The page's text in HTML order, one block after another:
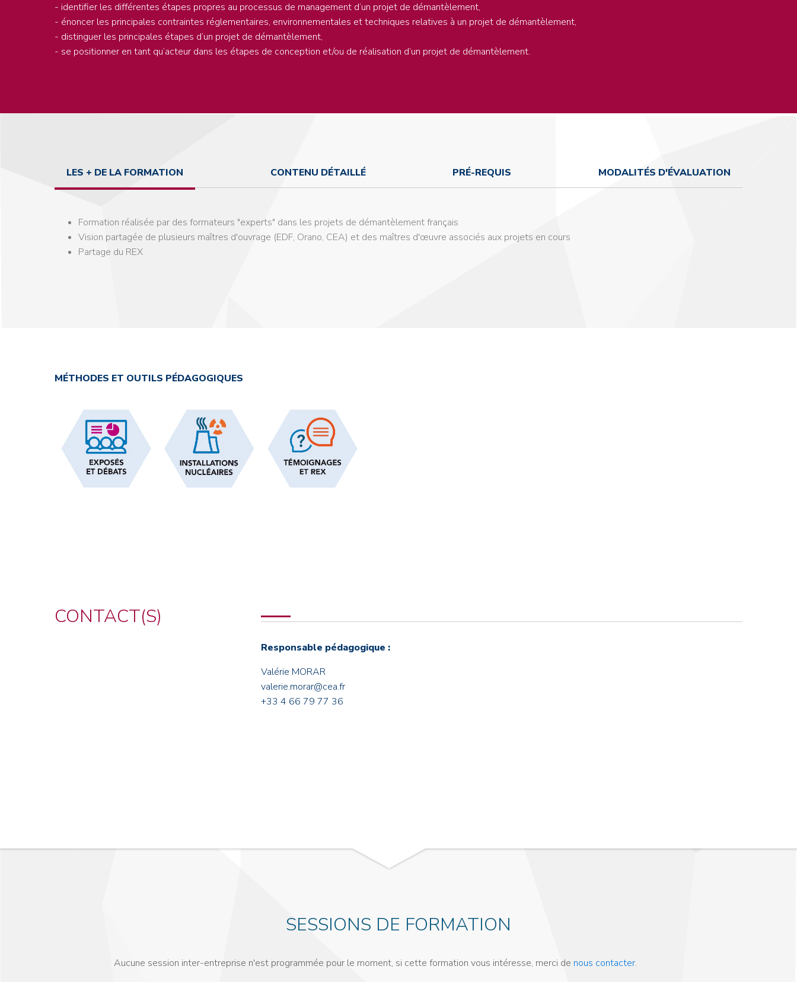
- identifier les différentes étapes propres au processus de management d’un projet de démantèlement,
- énoncer les principales contraintes réglementaires, environnementales et techniques relatives à un projet de démantèlement,
- distinguer les principales étapes d’un projet de démantèlement,
- se positionner en tant qu’acteur dans les étapes de conception et/ou de réalisation d’un projet de démantèlement.
LES + DE LA FORMATION CONTENU DÉTAILLÉ PRÉ-REQUIS MODALITÉS D'ÉVALUATION
Formation réalisée par des formateurs "experts" dans les projets de démantèlement français
Vision partagée de plusieurs maîtres d'ouvrage (EDF, Orano, CEA) et des maîtres d'œuvre associés aux projets en cours
Partage du REX
MÉTHODES ET OUTILS PÉDAGOGIQUES
CONTACT(S)
Responsable pédagogique :
Valérie MORAR
valerie.morar@cea.fr
+33 4 66 79 77 36
SESSIONS DE FORMATION
Aucune session inter-entreprise n'est programmée pour le moment, si cette formation vous intéresse, merci de nous contacter.